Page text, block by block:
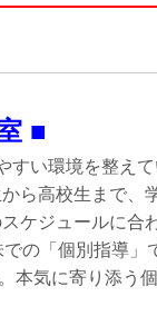
■
い環境を整え
ら高校生まで、
ケジュールに合
の「個別指導」
本気に寄り添う